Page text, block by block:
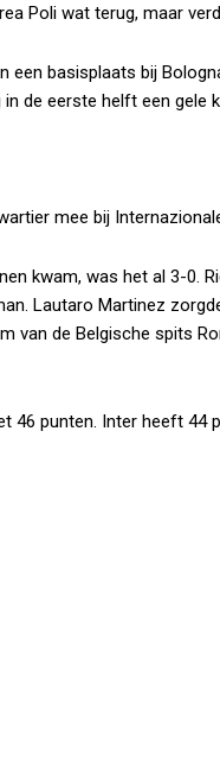
Poli wat terug, maar
een basisplaats bij
de eerste helft een gele
mee bij
kwam, was het al 3-0.
Lautaro Martinez
van de Belgische spits
46 punten. Inter heeft 44